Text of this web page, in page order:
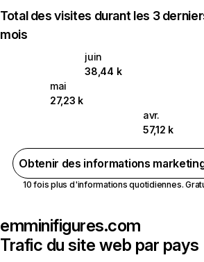
Total des visites durant les 3
mois
juin
38,44 k
mai
27,23 k
avr.
57,12 k
Obtenir des informations
10 fois plus d'informations quotidiennes.
emminifigures.com
Trafic du site web par pays